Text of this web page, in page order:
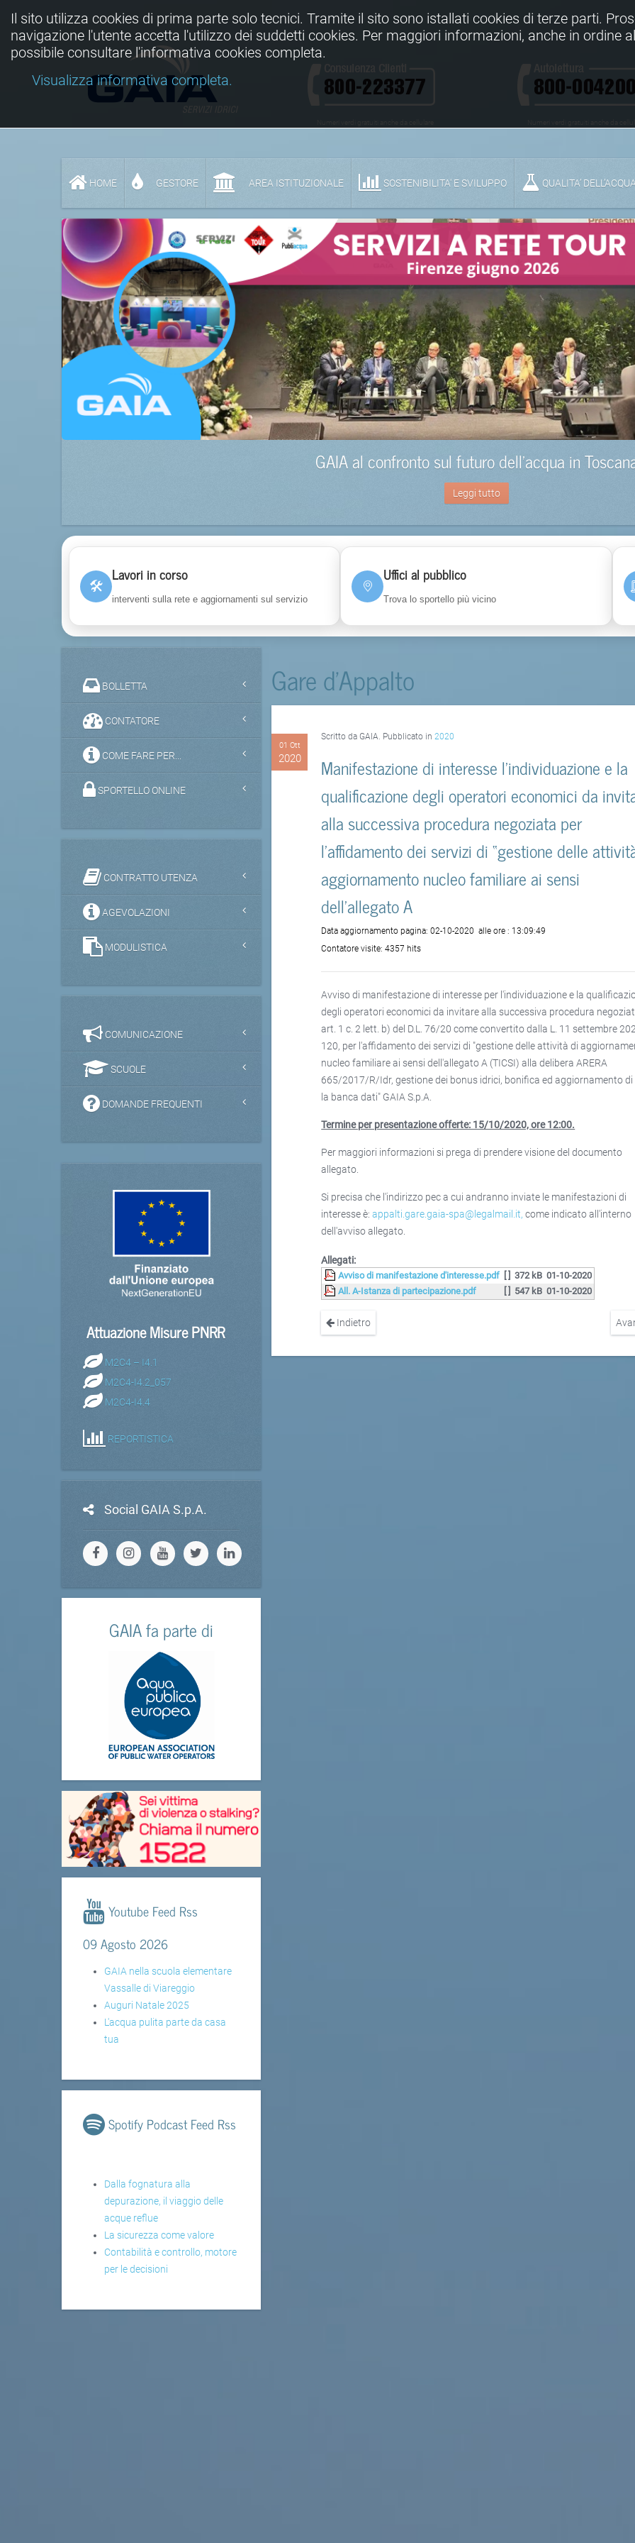
HOME GESTORE AREA ISTITUZIONALE SOSTENIBILITA' E SVILUPPO QUALITA’
GAIA al confronto sul futuro dell’acqua in
Leggi tutto
🛠
Lavori in corso
interventi sulla rete e aggiornamenti sul servizio
Uffici al pubblico
Trova lo sportello più vicino
Gare d'Appalto
01 Ott
2020
Scritto da GAIA. Pubblicato in2020
Manifestazione di interesse l’individuazione e la
qualificazione degli operatori economici da
alla successiva procedura negoziata per
l’affidamento dei servizi di “gestione delle
aggiornamento nucleo familiare ai sensi
dell’allegato A
Data aggiornamento pagina:02-10-2020 alle ore : 13:09:49
Contatore visite:4357 hits
Avviso di manifestazione di interesse per l'individuazione e la
degli operatori economici da invitare alla successiva procedura
art. 1 c. 2 lett. b) del D.L. 76/20 come convertito dalla L. 11 settembre
120, per l'affidamento dei servizi di "gestione delle attività di
nucleo familiare ai sensi dell'allegato A (TICSI) alla delibera ARERA
665/2017/R/Idr, gestione dei bonus idrici, bonifica ed aggiornamento
la banca dati" GAIA S.p.A.
Termine per presentazione offerte: 15/10/2020, ore 12:00.
Per maggiori informazioni si prega di prendere visione del documento
allegato.
Si precisa che l'indirizzo pec a cui andranno inviate le manifestazioni di
interesse è:appalti.gare.gaia-spa@legalmail.it, come indicato all'interno
dell'avviso allegato.
Allegati:
Avviso di manifestazione d'interesse.pdf [ ] 372 kB 01-10-2020
All. A-Istanza di partecipazione.pdf
[ ] 547 kB 01-10-2020
Indietro
BOLLETTA
CONTATORE
COME FARE PER...
SPORTELLO ONLINE
CONTRATTO UTENZA
AGEVOLAZIONI
MODULISTICA
COMUNICAZIONE
SCUOLE
DOMANDE FREQUENTI
Attuazione Misure PNRR
M2C4 – I4.1
M2C4-I4.2_057
M2C4-I4.4
REPORTISTICA
Social GAIA S.p.A.
GAIA fa parte di
Youtube Feed Rss
09 Agosto 2026
GAIA nella scuola elementare
Vassalle di Viareggio
Auguri Natale 2025
L'acqua pulita parte da casa
tua
Spotify Podcast Feed Rss
Dalla fognatura alla
depurazione, il viaggio delle
acque reflue
La sicurezza come valore
Contabilità e controllo, motore
per le decisioni
Il sito utilizza cookies di prima parte solo tecnici. Tramite il sito sono istallati cookies di terze parti.
navigazione l'utente accetta l'utilizzo dei suddetti cookies. Per maggiori informazioni, anche in ordine
possibile consultare l'informativa cookies completa.
Visualizza informativa completa.